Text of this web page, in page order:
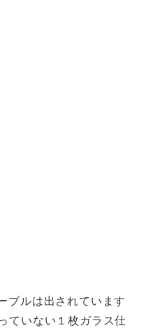
ブルは出されています
ていない１枚ガラス仕